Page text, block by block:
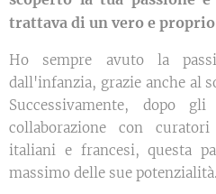
trattava di un vero e
Ho sempre avuto la
dall'infanzia, grazie anche al
Successivamente, dopo
collaborazione con
italiani e francesi, questa
massimo delle sue potenzialità.